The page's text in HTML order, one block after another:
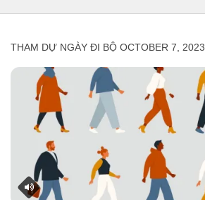
THAM DỰ NGÀY ĐI BỘ OCTOBER 7, 2023